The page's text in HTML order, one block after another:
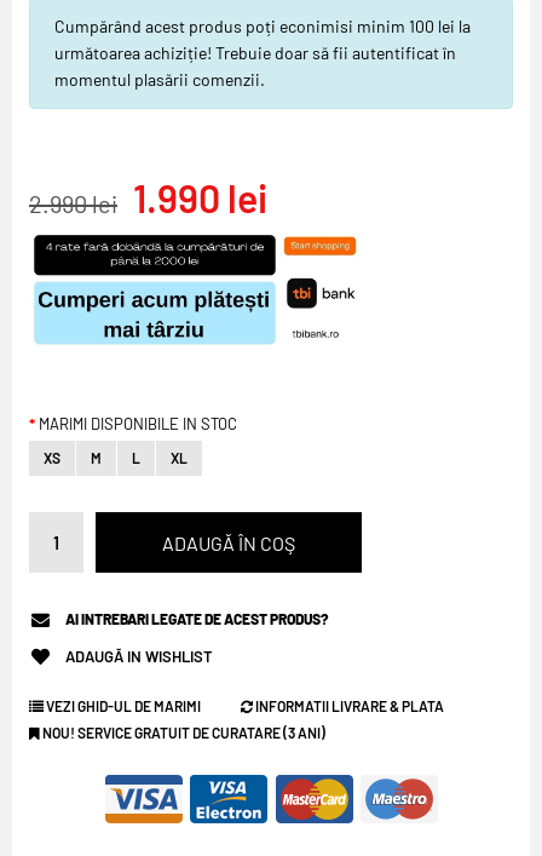
Cumpărând acest produs poți econimisi minim 100 lei la
următoarea achiziție! Trebuie doar să fii autentificat în
momentul plasării comenzii.
2.990 lei 1.990 lei
MARIMI DISPONIBILE IN STOC
XS M L XL
AI INTREBARI LEGATE DE ACEST PRODUS?
ADAUGĂ IN WISHLIST
VEZI GHID-UL DE MARIMI
INFORMATII LIVRARE & PLATA
NOU! SERVICE GRATUIT DE CURATARE (3 ANI)